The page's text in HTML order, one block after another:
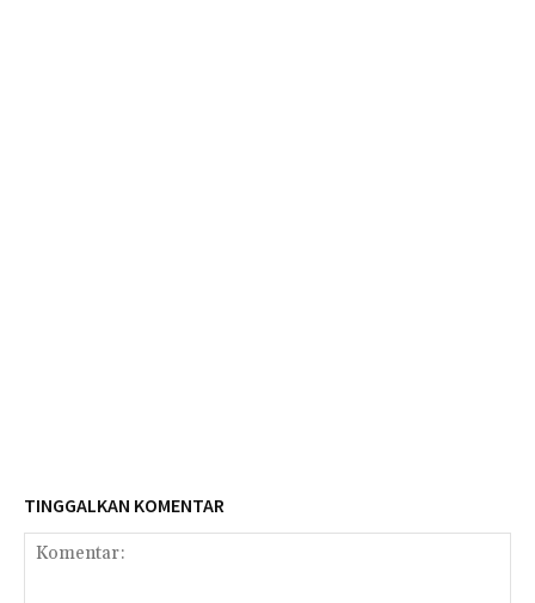
TINGGALKAN KOMENTAR